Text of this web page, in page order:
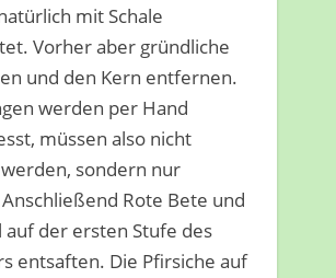
mit Schale
Vorher aber gründliche
und den Kern entfernen.
werden per Hand
müssen also nicht
sondern nur
Rote Bete und
auf der ersten Stufe des
entsaften. Die Pfirsiche auf